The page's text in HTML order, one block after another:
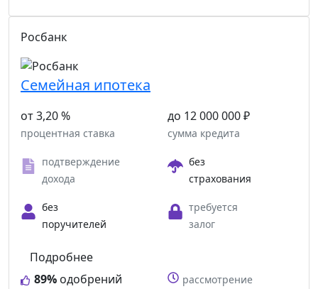
Росбанк
Семейная ипотека
от 3,20 %
процентная ставка
до 12 000 000 ₽
сумма кредита
подтверждение
дохода
без
страхования
без
поручителей
требуется
залог
89% одобрений
Подробнее
рассмотрение